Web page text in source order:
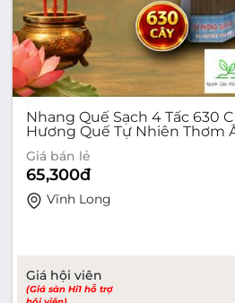
Nhang Quế Sạch 4 Tấc 630
Hương Quế Tự Nhiên Thơm
Giá bán lẻ
65,300đ
Vĩnh Long
Giá hội viên
(Giá sàn Hi1 hỗ trợ